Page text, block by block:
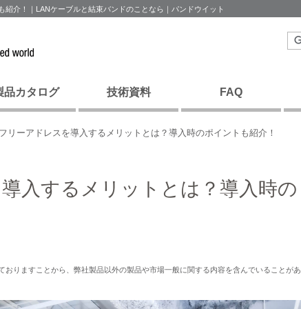
介！｜LANケーブルと結束バンドのことなら｜パンドウイット
品カタログ 技術資料 FAQ
リーアドレスを導入するメリットとは？導入時のポイントも紹介！
入するメリットとは？導入時の
りますことから、弊社製品以外の製品や市場一般に関する内容を含んでいることがあ